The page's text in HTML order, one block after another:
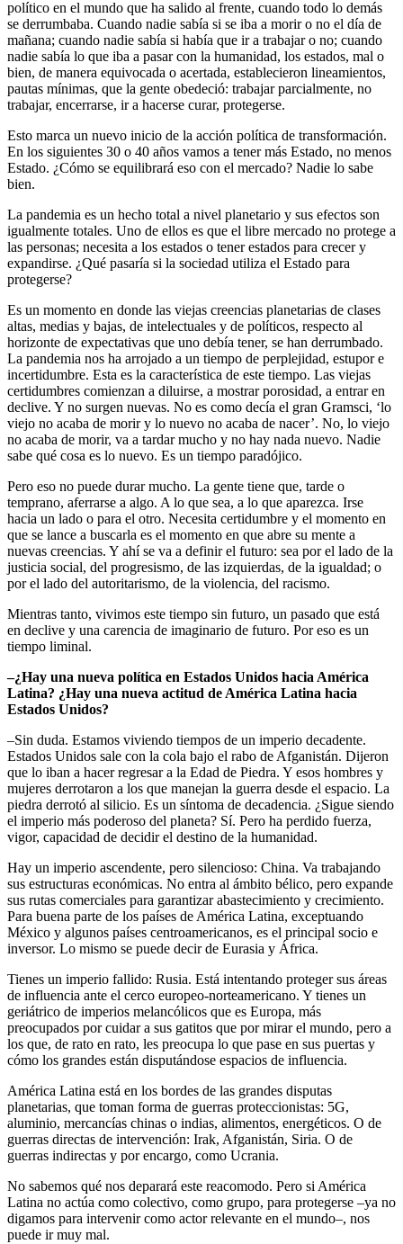
político en el mundo que ha salido al frente, cuando todo lo demás
se derrumbaba. Cuando nadie sabía si se iba a morir o no el día de
mañana; cuando nadie sabía si había que ir a trabajar o no; cuando
nadie sabía lo que iba a pasar con la humanidad, los estados, mal o
bien, de manera equivocada o acertada, establecieron lineamientos,
pautas mínimas, que la gente obedeció: trabajar parcialmente, no
trabajar, encerrarse, ir a hacerse curar, protegerse.
Esto marca un nuevo inicio de la acción política de transformación.
En los siguientes 30 o 40 años vamos a tener más Estado, no menos
Estado. ¿Cómo se equilibrará eso con el mercado? Nadie lo sabe
bien.
La pandemia es un hecho total a nivel planetario y sus efectos son
igualmente totales. Uno de ellos es que el libre mercado no protege a
las personas; necesita a los estados o tener estados para crecer y
expandirse. ¿Qué pasaría si la sociedad utiliza el Estado para
protegerse?
Es un momento en donde las viejas creencias planetarias de clases
altas, medias y bajas, de intelectuales y de políticos, respecto al
horizonte de expectativas que uno debía tener, se han derrumbado.
La pandemia nos ha arrojado a un tiempo de perplejidad, estupor e
incertidumbre. Esta es la característica de este tiempo. Las viejas
certidumbres comienzan a diluirse, a mostrar porosidad, a entrar en
declive. Y no surgen nuevas. No es como decía el gran Gramsci, ‘lo
viejo no acaba de morir y lo nuevo no acaba de nacer’. No, lo viejo
no acaba de morir, va a tardar mucho y no hay nada nuevo. Nadie
sabe qué cosa es lo nuevo. Es un tiempo paradójico.
Pero eso no puede durar mucho. La gente tiene que, tarde o
temprano, aferrarse a algo. A lo que sea, a lo que aparezca. Irse
hacia un lado o para el otro. Necesita certidumbre y el momento en
que se lance a buscarla es el momento en que abre su mente a
nuevas creencias. Y ahí se va a definir el futuro: sea por el lado de la
justicia social, del progresismo, de las izquierdas, de la igualdad; o
por el lado del autoritarismo, de la violencia, del racismo.
Mientras tanto, vivimos este tiempo sin futuro, un pasado que está
en declive y una carencia de imaginario de futuro. Por eso es un
tiempo liminal.
–¿Hay una nueva política en Estados Unidos hacia América
Latina? ¿Hay una nueva actitud de América Latina hacia
Estados Unidos?
–Sin duda. Estamos viviendo tiempos de un imperio decadente.
Estados Unidos sale con la cola bajo el rabo de Afganistán. Dijeron
que lo iban a hacer regresar a la Edad de Piedra. Y esos hombres y
mujeres derrotaron a los que manejan la guerra desde el espacio. La
piedra derrotó al silicio. Es un síntoma de decadencia. ¿Sigue siendo
el imperio más poderoso del planeta? Sí. Pero ha perdido fuerza,
vigor, capacidad de decidir el destino de la humanidad.
Hay un imperio ascendente, pero silencioso: China. Va trabajando
sus estructuras económicas. No entra al ámbito bélico, pero expande
sus rutas comerciales para garantizar abastecimiento y crecimiento.
Para buena parte de los países de América Latina, exceptuando
México y algunos países centroamericanos, es el principal socio e
inversor. Lo mismo se puede decir de Eurasia y África.
Tienes un imperio fallido: Rusia. Está intentando proteger sus áreas
de influencia ante el cerco europeo-norteamericano. Y tienes un
geriátrico de imperios melancólicos que es Europa, más
preocupados por cuidar a sus gatitos que por mirar el mundo, pero a
los que, de rato en rato, les preocupa lo que pase en sus puertas y
cómo los grandes están disputándose espacios de influencia.
América Latina está en los bordes de las grandes disputas
planetarias, que toman forma de guerras proteccionistas: 5G,
aluminio, mercancías chinas o indias, alimentos, energéticos. O de
guerras directas de intervención: Irak, Afganistán, Siria. O de
guerras indirectas y por encargo, como Ucrania.
No sabemos qué nos deparará este reacomodo. Pero si América
Latina no actúa como colectivo, como grupo, para protegerse –ya no
digamos para intervenir como actor relevante en el mundo–, nos
puede ir muy mal.